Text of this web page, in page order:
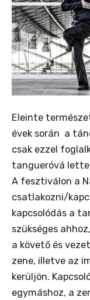
Eleinte
évek során a
csak ezzel
tangueróvá
A fesztiválon a
csatlakozni/
kapcsolódás a
szükséges
a követő és
zene, illetve az
kerüljön.
egymáshoz, a